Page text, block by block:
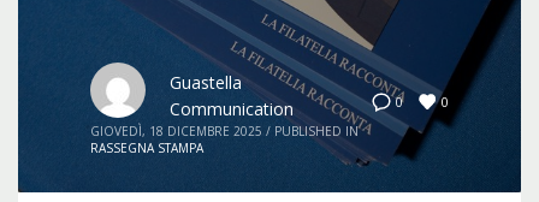
0 0
Guastella
Communication
GIOVEDÌ, 18 DICEMBRE 2025 / PUBLISHED IN
RASSEGNA STAMPA